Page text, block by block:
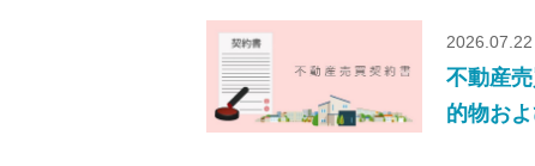
2026.07.22
不動産
的物お